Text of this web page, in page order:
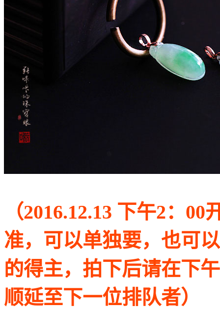
（2016.12.13 下午2：
准，可以单独要，也可
的得主，拍下后请在下
顺延至下一位排队者）